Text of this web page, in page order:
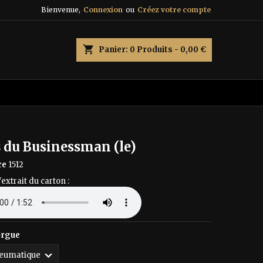
Bienvenue, Connexion ou Créez votre compte
shopping_cart Panier: 0 Produits - 0,00 €
du Businessman (le)
1512
du carton :